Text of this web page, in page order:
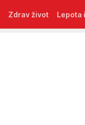
Zdrav život Lepota